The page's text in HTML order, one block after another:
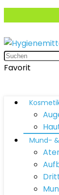
Favorit
Mund-